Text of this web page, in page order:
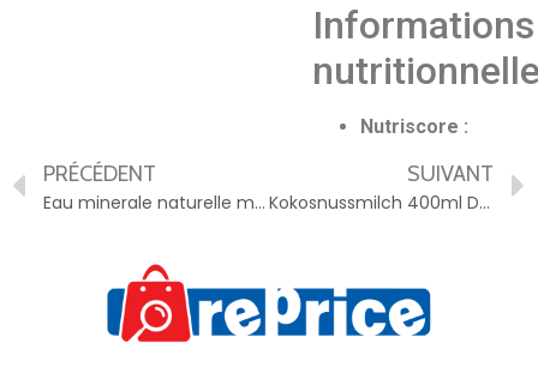
Informations
Nutriscore :
PRÉCÉDENT
Eau minerale naturelle mg – 3250391900787
SUIVANT
Kokosnussmilch 400ml Dose Asia Gold lait de coco – 9002859082795